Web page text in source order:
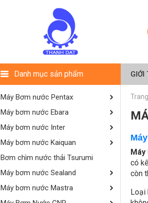
Danh mục sản phẩm GIỚI
Máy Bơm nước Pentax
Máy bơm nước Ebara
Máy bơm nước Inter
Máy bơm nước Kaiquan
Bơm chìm nước thải Tsurumi
Máy bơm nước Sealand
Máy bơm nước Mastra
Máy
có
còn
Loại